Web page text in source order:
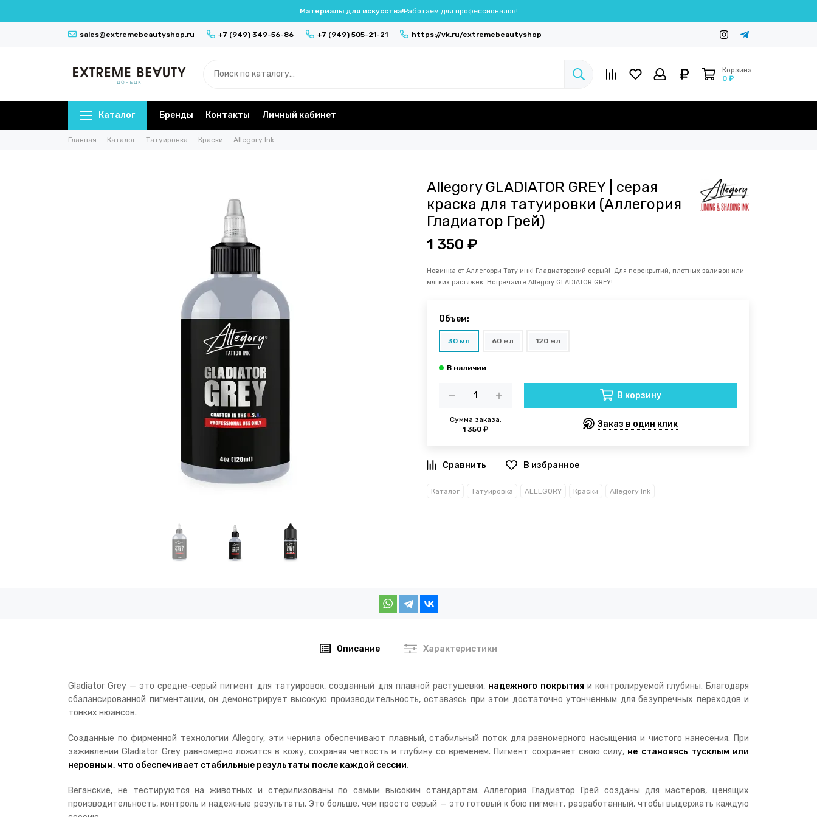
Материалы для искусства!Работаем для профессионалов!
sales@extremebeautyshop.ru +7 (949) 349-56-86 +7 (949) 505-21-21 https://vk.ru/extremebeautyshop
Корзина
0 ₽
Каталог Бренды Контакты Личный кабинет
Главная Каталог Татуировка Краски Allegory Ink
Allegory GLADIATOR GREY | серая
краска для татуировки (Аллегория
Гладиатор Грей)
1 350 ₽
Новинка от Аллегорри Тату инк! Гладиаторский серый! Для перекрытий, плотных заливок или
мягких растяжек. Встречайте Allegory GLADIATOR GREY!
Объем:
30 мл 60 мл 120 мл
Сумма заказа:
1 350 ₽
В корзину
Заказ в один клик
В избранное
Каталог Татуировка ALLEGORY Краски Allegory Ink
Описание Характеристики
Gladiator Grey — это средне-серый пигмент для татуировок, созданный для плавной растушевки, надежного покрытия и контролируемой глубины. Благодаря
сбалансированной пигментации, он демонстрирует высокую производительность, оставаясь при этом достаточно утонченным для безупречных переходов и
тонких нюансов.
Созданные по фирменной технологии Allegory, эти чернила обеспечивают плавный, стабильный поток для равномерного насыщения и чистого нанесения. При
заживлении Gladiator Grey равномерно ложится в кожу, сохраняя четкость и глубину со временем. Пигмент сохраняет свою силу, не становясь тусклым или
неровным, что обеспечивает стабильные результаты после каждой сессии.
Веганские, не тестируются на животных и стерилизованы по самым высоким стандартам. Аллегория Гладиатор Грей созданы для мастеров, ценящих
производительность, контроль и надежные результаты. Это больше, чем просто серый — это готовый к бою пигмент, разработанный, чтобы выдержать каждую